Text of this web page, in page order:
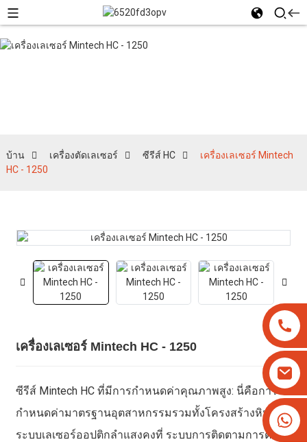
+8613825779334
+16266628193
บ้าน เครื่องตัดเลเซอร์ ซีรีส์ HC
เครื่องเลเซอร์ Mintech
HC - 1250
เครื่องเลเซอร์ Mintech HC - 1250
ซีรีส์ Mintech HC ที่มีการกำหนดค่าคุณภาพสูง: นี่คือการ
กำหนดค่ามาตรฐานอุตสาหกรรมรวมทั้งโครงสร้างหินอ่อน
ระบบเลเซอร์ออปติกลำแสงคงที่ ระบบการติดตามการตัด